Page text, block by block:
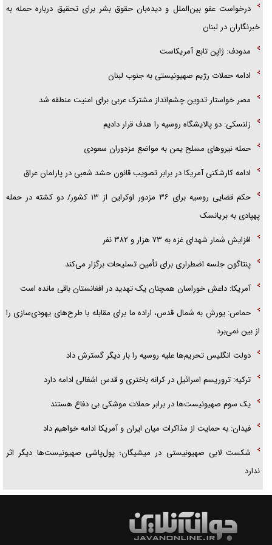
درخواست عفو بین‌الملل و دیده‌بان حقوق بشر برای تحقیق درباره حمله به
خبرنگاران در لبنان
مدودف: ژاپن تابع آمریکاست
ادامه حملات رژیم صهیونیستی به جنوب لبنان
مصر خواستار تدوین چشم‌انداز مشترک عربی برای امنیت منطقه شد
زلنسکی: دو پالایشگاه روسیه را هدف قرار دادیم
حمله نیرو‌های مسلح یمن به مواضع مزدوران سعودی
ادامه کارشکنی آمریکا در برابر تصویب قانون حشد شعبی در پارلمان عراق
حکم قضایی روسیه برای ۳۶ مزدور اوکراین از ۱۳ کشور/ دو کشته در حمله
پهپادی به بریانسک
افزایش شمار شهدای غزه به ۷۳ هزار و ۳۸۲ نفر
پنتاگون جلسه اضطراری برای تأمین تسلیحات برگزار می‌کند
آمریکا: داعش خوراسان همچنان یک تهدید در افغانستان باقی مانده است
حماس: یورش به شمال قدس، اراده ما برای مقابله با طرح‌های یهودی‌سازی را
از بین نمی‌برد
دولت انگلیس تحریم‌ها علیه روسیه را بار دیگر گسترش داد
ترکیه: تروریسم اسرائیل در کرانه باختری و قدس اشغالی ادامه دارد
یک سوم صهیونیست‌ها در برابر حملات موشکی بی دفاع هستند
فیدان: به حمایت از مذاکرات میان ایران و آمریکا ادامه خواهیم داد
شکست لابی صهیونیستی در میشیگان؛ پول‌پاشی صهیونیست‌ها دیگر اثر
ندارد